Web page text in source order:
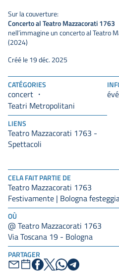
CELA FAIT PARTIE DE
Teatro Mazzacorati 1763
Festivamente | Bologna
OÙ
@ Teatro Mazzacorati 1763
Via Toscana 19 - Bologna
PARTAGER
CATÉGORIES
concert
Teatri Metropolitani
LIENS
Teatro Mazzacorati 1763 -
Spettacoli
Sur la couverture:
Concerto al Teatro Mazzacorati 1763
nell’immagine un concerto al Teatro
(2024)
Créé le 19 déc. 2025